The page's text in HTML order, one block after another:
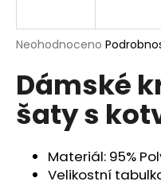
Průměrné
produktu
je
0,0
z
hvězdiček.
Neohodnoceno
Dámské
šaty s
Materiál: 95%
Velikostní
j
t
?